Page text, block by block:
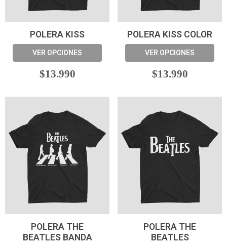
POLERA KISS
VER OPCIONES
$13.990
POLERA KISS COLOR
VER OPCIONES
$13.990
POLERA THE
BEATLES BANDA
POLERA THE
BEATLES